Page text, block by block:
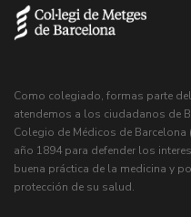
Como colegiado, formas parte
atendemos a los ciudadanos de
Colegio de Médicos de
año 1894 para defender los
buena práctica de la medicina y
protección de su salud.